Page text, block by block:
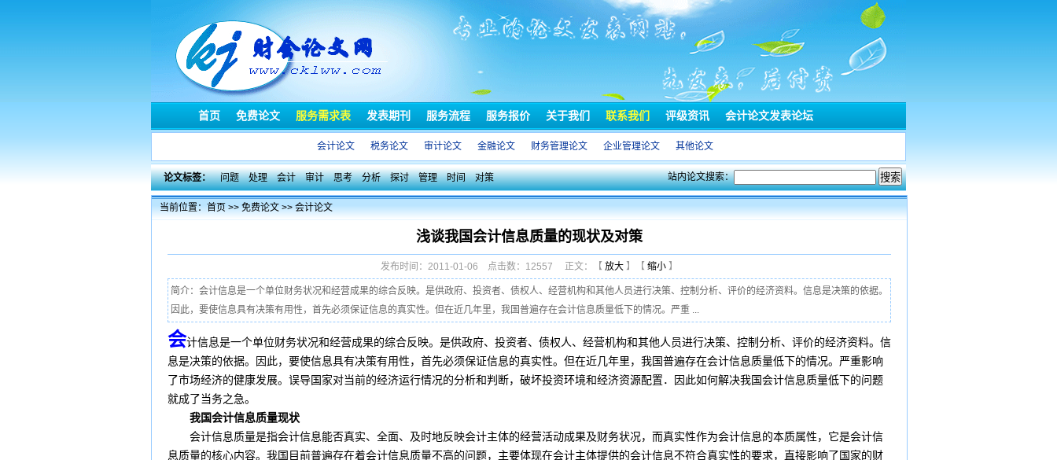
首页 免费论文 服务需求表 发表期刊 服务流程 服务报价 关于我们 联系我们 评级资讯 会计论文发表论坛
会计论文 税务论文 审计论文 金融论文 财务管理论文 企业管理论文 其他论文
论文标签： 问题 处理 会计 审计 思考 分析 探讨 管理 时间 对策 站内论文搜索：
当前位置：首页>>免费论文>>会计论文
浅谈我国会计信息质量的现状及对策
发布时间：2011-01-06 点击数：12557 正文：【 放大 】【 缩小 】
简介：会计信息是一个单位财务状况和经营成果的综合反映。是供政府、投资者、债权人、经营机构和其他人员进行决策、控制分析、评价的经济资料。信息是决策的依据。
因此，要使信息具有决策有用性，首先必须保证信息的真实性。但在近几年里，我国普遍存在会计信息质量低下的情况。严重 ...
会计信息是一个单位财务状况和经营成果的综合反映。是供政府、投资者、债权人、经营机构和其他人员进行决策、控制分析、评价的经济资料。信
息是决策的依据。因此，要使信息具有决策有用性，首先必须保证信息的真实性。但在近几年里，我国普遍存在会计信息质量低下的情况。严重影响
了市场经济的健康发展。误导国家对当前的经济运行情况的分析和判断，破坏投资环境和经济资源配置．因此如何解决我国会计信息质量低下的问题
就成了当务之急。
我国会计信息质量现状
会计信息质量是指会计信息能否真实、全面、及时地反映会计主体的经营活动成果及财务状况，而真实性作为会计信息的本质属性，它是会计信
息质量的核心内容。我国目前普遍存在着会计信息质量不高的问题，主要体现在会计主体提供的会计信息不符合真实性的要求，直接影响了国家的财